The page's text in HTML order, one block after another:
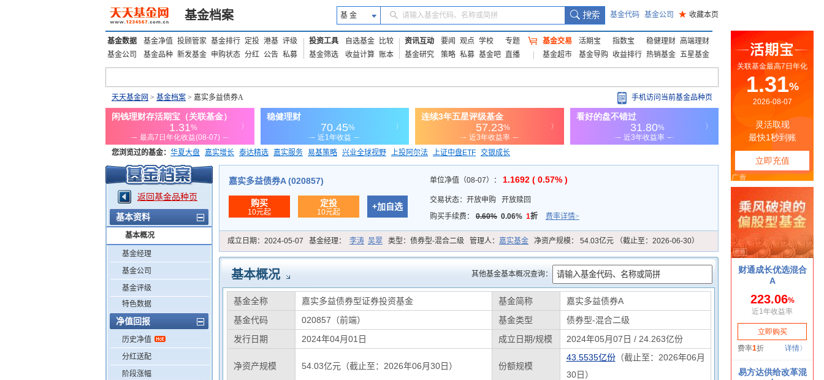
基金档案 基 金 请输入基金代码、名称或简拼 基金代码 基金公司 ★ 收藏本页
基金数据 基金净值 投顾管家 基金排行 定投 港基 评级
基金公司
基金品种 新发基金 申购状态 分红 公告 私募
投资工具 自选基金
比较
基金筛选
收益计算 账本
资讯互动 要闻 观点 学校
专题
基金研究
策略 私募 基金吧 直播
基金交易 活期宝 指数宝 稳健理财 高端理财
基金超市
基金导购 收益排行 热销基金 五星基金
天天基金网 > 基金档案 > 嘉实多益债券A 手机访问当前基金品种页
您浏览过的基金： 华夏大盘 嘉实增长 泰达精选 嘉实服务 易基策略 兴业全球视野 上投阿尔法 上证中盘ETF 交银成长
添富优势 华安宏利 上证180价值ETF
返回基金品种页
基本资料
基本概况
基金经理
基金公司
基金评级
特色数据
净值回报
历史净值
分红送配
阶段涨幅
嘉实多益债券A (020857)
购买
10元起
定投
10元起
+加自选
单位净值（08-07）： 1.1692 ( 0.57% )
交易状态： 开放申购
开放赎回
购买手续费： 0.60% 0.06% 1折 费率详情>
成立日期： 2024-05-07 基金经理： 李涛 吴翠 类型： 债券型-混合二级 管理人： 嘉实基金 净资产规模： 54.03亿元 （截止至：2026-06-30）
基本概况 其他基金基本概况查询：
基金全称 嘉实多益债券型证券投资基金 基金简称
嘉实多益债券A
基金代码
020857（前端） 基金类型
债券型-混合二级
发行日期
2024年04月01日 成立日期/规模 2024年05月07日 / 24.263亿份
净资产规模 54.03亿元（截止至：2026年06月30日） 份额规模
43.5535亿份（截止至：2026年06月
30日）